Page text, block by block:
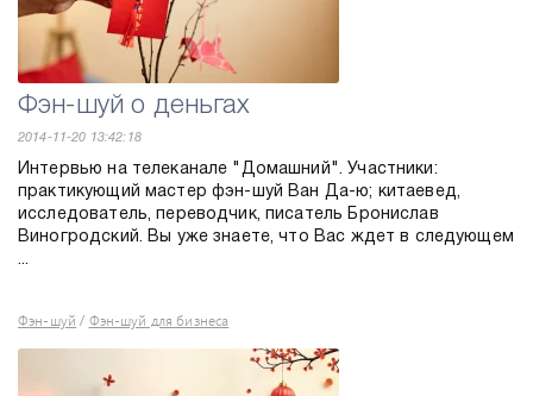
Фэн-шуй о деньгах
2014-11-20 13:42:18
Интервью на телеканале "Домашний". Участники:
практикующий мастер фэн-шуй Ван Да-ю; китаевед,
исследователь, переводчик, писатель Бронислав
Виногродский. Вы уже знаете, что Вас ждет в следующем
...
Фэн-шуй / Фэн-шуй для бизнеса